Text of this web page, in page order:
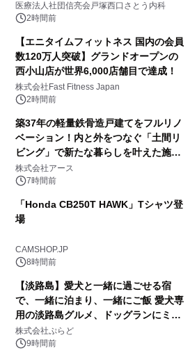
医療法人社団信亮会戸塚西口さとう内科
2時間前
【エニタイムフィットネス 国内の会員
数120万人突破】グランドオープンの
西小山店が世界6,000店舗目で達成！
株式会社Fast Fitness Japan
2時間前
築37年の軽量鉄骨造戸建てをフルリノ
ベーション！内と外をつなぐ「土間リ
ビング」で新たな暮らしを叶えた施工
事例を株式会社アースが公開
株式会社アース
7時間前
「Honda CB250T HAWK」Tシャツ登
場
CAMSHOP.JP
8時間前
【淡路島】愛犬と一緒に過ごせる宿
で、一緒に泊まり、一緒にご飯 愛犬専
用の淡路島グルメ、ドッグランにミニ
プール グランピングとトレーラーハウ
スの2施設で
株式会社ぷらど
9時間前